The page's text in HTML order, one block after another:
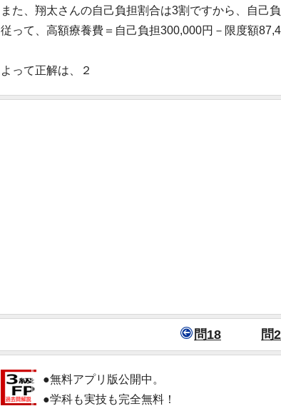
また、翔太さんの自己負担割合は3割ですから、自己
従って、高額療養費＝自己負担300,000円－限度額
よって正解は、２
問18 問
●無料アプリ版公開中。
●学科も実技も完全無料！